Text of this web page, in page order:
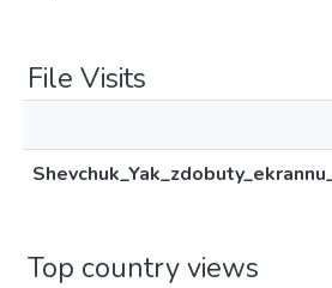
File Visits
Top country views